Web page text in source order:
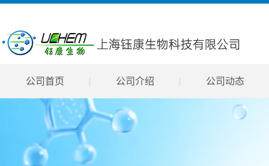
公司首页 公司介绍 公司动态